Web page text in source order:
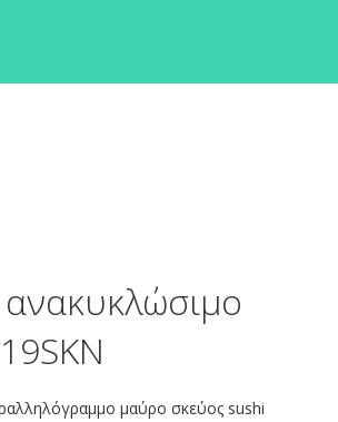
μαύρο σκεύος sushi